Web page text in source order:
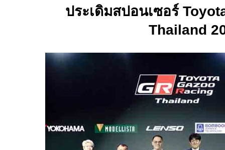
ประเดิมสปอนเซอร์
Thailand